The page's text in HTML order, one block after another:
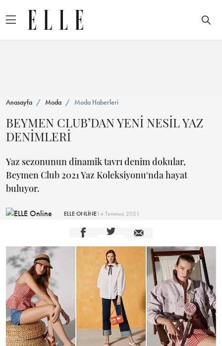
Anasayfa Moda Moda Haberleri
BEYMEN CLUB’DAN YENİ NESİL YAZ
DENİMLERİ
Yaz sezonunun dinamik tavrı denim dokular,
Beymen Club 2021 Yaz Koleksiyonu'nda hayat
buluyor.
ELLE ONLİNE14 Temmuz 2021